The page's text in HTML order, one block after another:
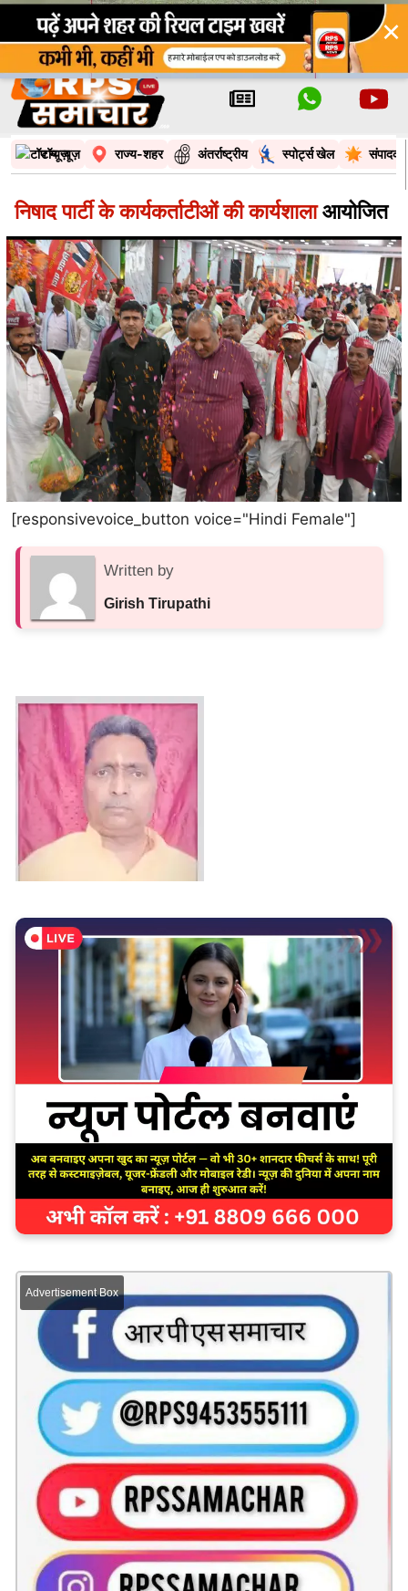
×
टॉप न्यूज़ राज्य-शहर अंतर्राष्ट्रीय स्पोर्ट्स खेल
निषाद पार्टी के कार्यकर्ताटीओं की कार्यशालाआयोजित
[responsivevoice_button voice="Hindi Female"]
Written by
Girish Tirupathi
Advertisement Box